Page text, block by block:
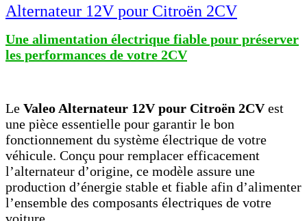
Alternateur 12V pour Citroën 2CV
Une alimentation électrique fiable pour préserver
les performances de votre 2CV
Le Valeo Alternateur 12V pour Citroën 2CVest
une pièce essentielle pour garantir le bon
fonctionnement du système électrique de votre
véhicule. Conçu pour remplacer efficacement
l’alternateur d’origine, ce modèle assure une
production d’énergie stable et fiable afin d’alimenter
l’ensemble des composants électriques de votre